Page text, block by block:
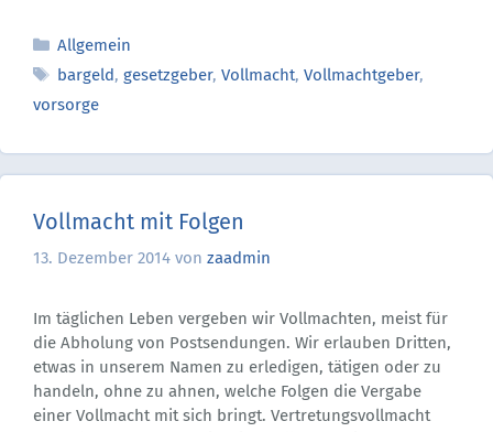
Kategorien
Allgemein
Schlagwörter
bargeld, gesetzgeber, Vollmacht, Vollmachtgeber,
vorsorge
Vollmacht mit Folgen
13. Dezember 2014 von zaadmin
Im täglichen Leben vergeben wir Vollmachten, meist für
die Abholung von Postsendungen. Wir erlauben Dritten,
etwas in unserem Namen zu erledigen, tätigen oder zu
handeln, ohne zu ahnen, welche Folgen die Vergabe
einer Vollmacht mit sich bringt. Vertretungsvollmacht